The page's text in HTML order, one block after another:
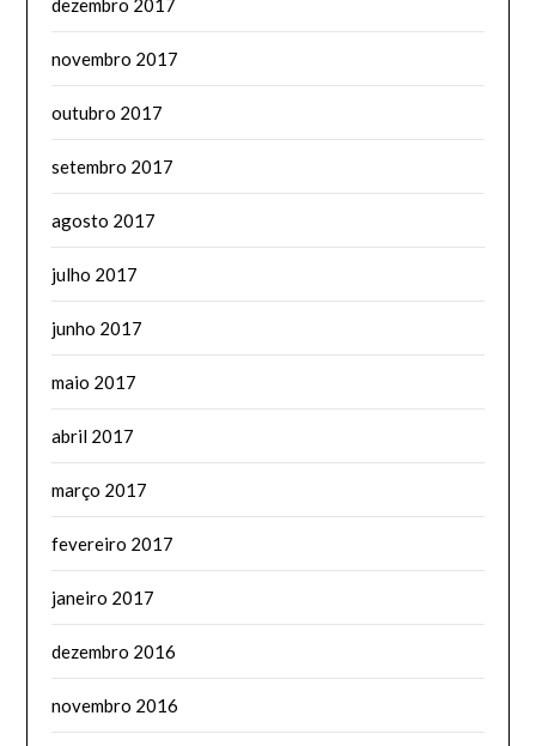
dezembro 2017
novembro 2017
outubro 2017
setembro 2017
agosto 2017
julho 2017
junho 2017
maio 2017
abril 2017
março 2017
fevereiro 2017
janeiro 2017
dezembro 2016
novembro 2016